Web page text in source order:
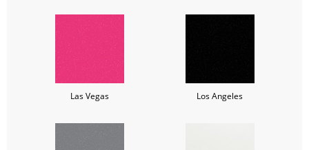
Las Vegas Los Angeles